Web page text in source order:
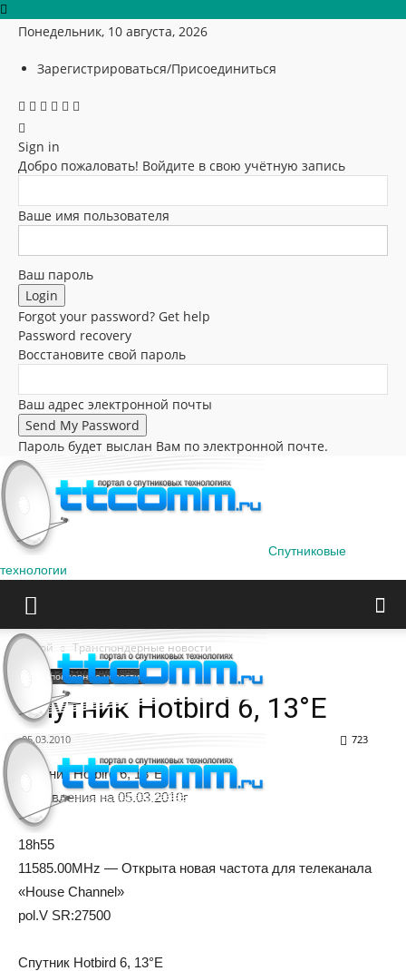
Понедельник, 10 августа, 2026
Зарегистрироваться/Присоединиться
Sign in
Добро пожаловать! Войдите в свою учётную запись
Ваше имя пользователя
Ваш пароль
Forgot your password? Get help
Password recovery
Восстановите свой пароль
Ваш адрес электронной почты
Пароль будет выслан Вам по электронной почте.
Спутниковые
технологии
Домой Транспондерные новости
Транспондерные новости
Спутник Hotbird 6, 13°E
05.03.2010 723
Спутник Hotbird 6, 13°E
Обновления на 05.03.2010г
18h55
11585.00MHz — Открыта новая частота для телеканала
«House Channel»
pol.V SR:27500
Спутник Hotbird 6, 13°E